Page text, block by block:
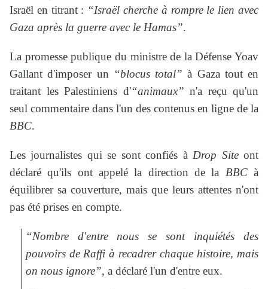
Israël en titrant : “Israël cherche à rompre le lien avec
Gaza après la guerre avec le Hamas”.
La promesse publique du ministre de la Défense Yoav
Gallant d'imposer un “blocus total” à Gaza tout en
traitant les Palestiniens d'“animaux” n'a reçu qu'un
seul commentaire dans l'un des contenus en ligne de la
BBC.
Les journalistes qui se sont confiés à Drop Siteont
déclaré qu'ils ont appelé la direction de la BBCà
équilibrer sa couverture, mais que leurs attentes n'ont
pas été prises en compte.
“Nombre d'entre nous se sont inquiétés des
pouvoirs de Raffi à recadrer chaque histoire, mais
on nous ignore”, a déclaré l'un d'entre eux.